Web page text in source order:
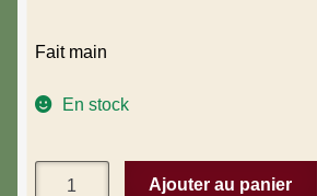
Fait main
En stock
Ajouter au panier